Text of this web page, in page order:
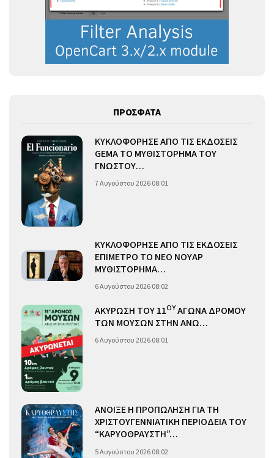
ΠΡΟΣΦΑΤΑ
ΚΥΚΛΟΦΟΡΗΣΕ ΑΠΟ ΤΙΣ ΕΚΔΟΣΕΙΣ
GEMA ΤΟ ΜΥΘΙΣΤΟΡΗΜΑ ΤΟΥ
ΓΝΩΣΤΟΥ…
7 Αυγούστου 2026 08:01
ΚΥΚΛΟΦΟΡΗΣΕ ΑΠΟ ΤΙΣ ΕΚΔΟΣΕΙΣ
ΕΠΙΜΕΤΡΟ ΤΟ ΝΕΟ ΝΟΥΑΡ
ΜΥΘΙΣΤΟΡΗΜΑ…
6 Αυγούστου 2026 08:02
ΑΚΥΡΩΣΗ ΤΟΥ 11ΟΥΑΓΩΝΑ ΔΡΟΜΟΥ
ΤΩΝ ΜΟΥΣΩΝ ΣΤΗΝ ΑΝΩ…
6 Αυγούστου 2026 08:01
ΑΝΟΙΞΕ Η ΠΡΟΠΩΛΗΣΗ ΓΙΑ ΤΗ
ΧΡΙΣΤΟΥΓΕΝΝΙΑΤΙΚΗ ΠΕΡΙΟΔΕΙΑ ΤΟΥ
“ΚΑΡΥΟΘΡΑΥΣΤΗ”…
5 Αυγούστου 2026 08:02